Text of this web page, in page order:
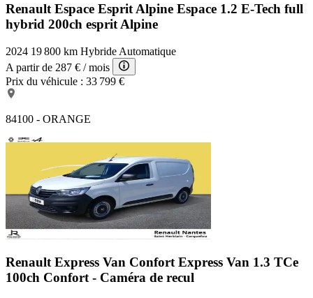
Renault Espace Esprit Alpine Espace 1.2 E-Tech full
hybrid 200ch esprit Alpine
2024 19 800 km Hybride Automatique
A partir de 287 € / mois
Prix du véhicule : 33 799 €
84100 - ORANGE
Renault Express Van ConfortExpress Van 1.3 TCe
100ch Confort - Caméra de recul